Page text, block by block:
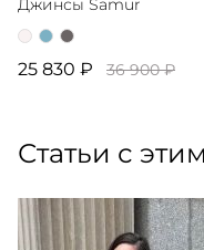
Джинсы Samur
25 830 ₽ 36 900 ₽
Статьи с